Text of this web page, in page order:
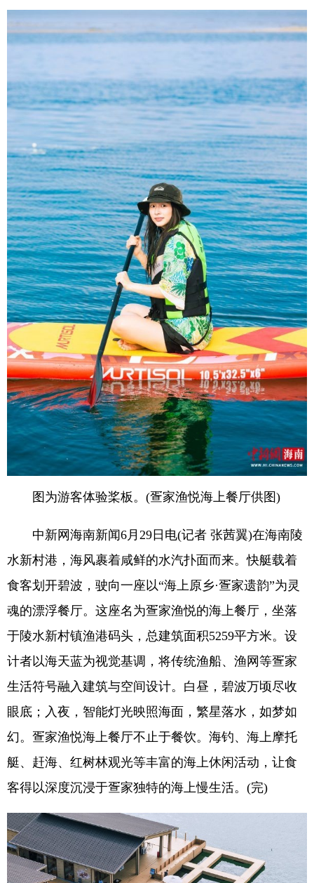
图为游客体验桨板。(疍家渔悦海上餐厅供图)
中新网海南新闻6月29日电(记者 张茜翼)在海南陵
水新村港，海风裹着咸鲜的水汽扑面而来。快艇载着
食客划开碧波，驶向一座以“海上原乡·疍家遗韵”为灵
魂的漂浮餐厅。这座名为疍家渔悦的海上餐厅，坐落
于陵水新村镇渔港码头，总建筑面积5259平方米。设
计者以海天蓝为视觉基调，将传统渔船、渔网等疍家
生活符号融入建筑与空间设计。白昼，碧波万顷尽收
眼底；入夜，智能灯光映照海面，繁星落水，如梦如
幻。疍家渔悦海上餐厅不止于餐饮。海钓、海上摩托
艇、赶海、红树林观光等丰富的海上休闲活动，让食
客得以深度沉浸于疍家独特的海上慢生活。(完)